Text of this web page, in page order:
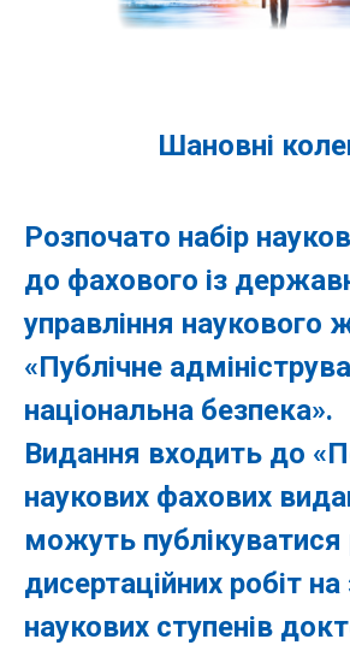
Шановні
Розпочато набір
до фахового із
управління наукового
«Публічне
національна безпека».
Видання входить до
наукових фахових
можуть публікуватися
дисертаційних робіт
наукових ступенів